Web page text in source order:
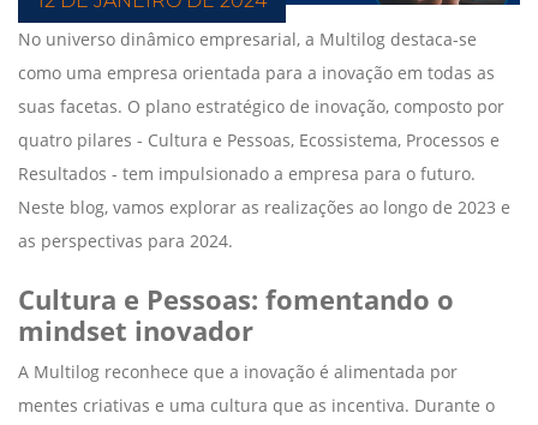
No universo dinâmico empresarial, a Multilog destaca-se
como uma empresa orientada para a inovação em todas as
suas facetas. O plano estratégico de inovação, composto por
quatro pilares - Cultura e Pessoas, Ecossistema, Processos e
Resultados - tem impulsionado a empresa para o futuro.
Neste blog, vamos explorar as realizações ao longo de 2023 e
as perspectivas para 2024.
Cultura e Pessoas: fomentando o
mindset inovador
A Multilog reconhece que a inovação é alimentada por
mentes criativas e uma cultura que as incentiva. Durante o